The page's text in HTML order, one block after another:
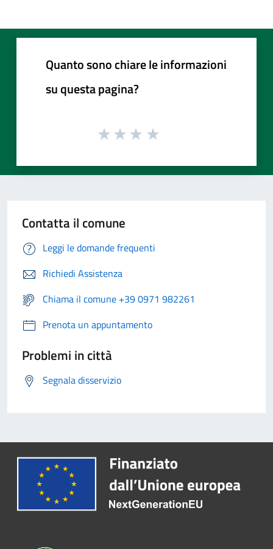
Quanto sono chiare le informazioni
su questa pagina?
Contatta il comune
Leggi le domande frequenti
Richiedi Assistenza
Chiama il comune +39 0971 982261
Prenota un appuntamento
Problemi in città
Segnala disservizio